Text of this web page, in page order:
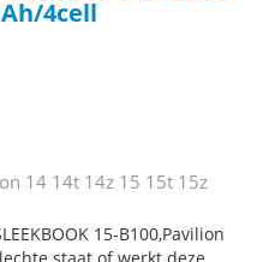
4cell
14 14t 14z 15 15t 15z
15-B100,Pavilion